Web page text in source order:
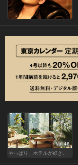
Vol.46
やっぱり、ホテルが好き。